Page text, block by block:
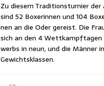
Zu die­sem Tra­di­ti­ons­tur­nier der
sind 52 Boxe­rin­nen und 104
nen an die Oder gereist. Die
sich an den 4
werbs in neun, und die Män­ner
Gewichtsklassen.